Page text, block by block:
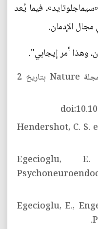
فيما يُعد
مجال الإدمان.
وهذا أمر إيجابي".
* هذه ترجمة المقال المنشور بمجلة Nature بتاريخ 2
1. Hendershot, C.
2.
3. Egecioglu, E.,